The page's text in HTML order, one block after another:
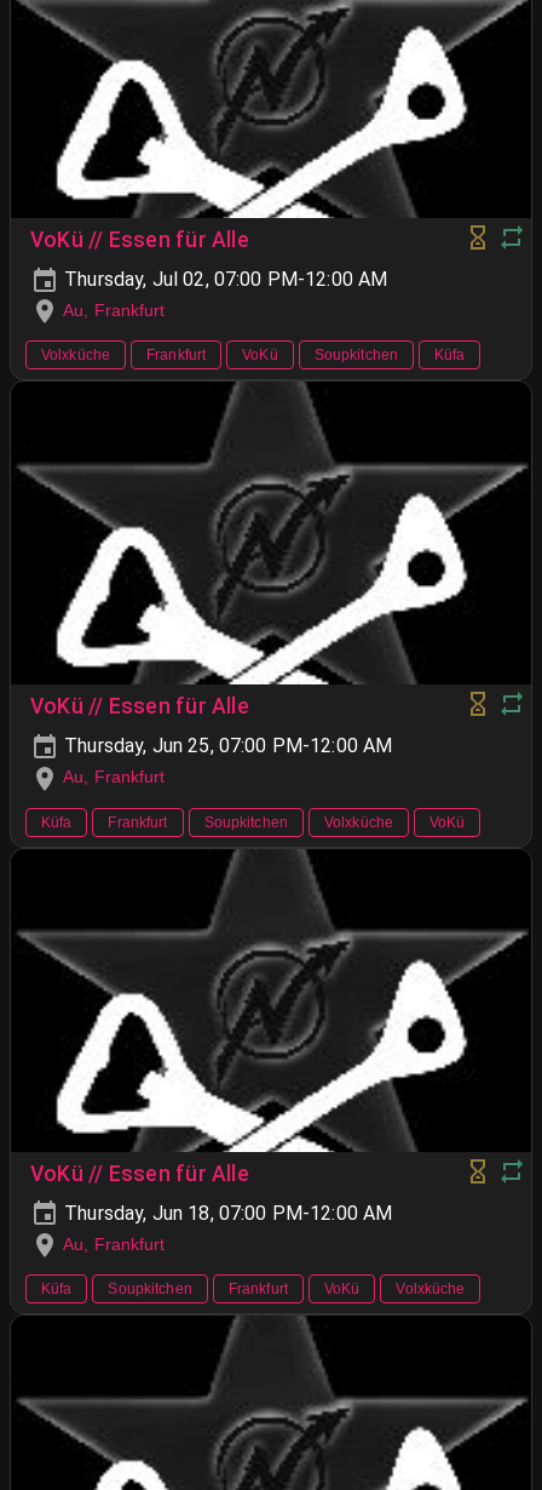
VoKü // Essen für Alle
Thursday, Jul 02, 07:00 PM-12:00 AM
Au, Frankfurt
Volxküche Frankfurt VoKü Soupkitchen Küfa
VoKü // Essen für Alle
Thursday, Jun 25, 07:00 PM-12:00 AM
Au, Frankfurt
Küfa Frankfurt Soupkitchen Volxküche VoKü
VoKü // Essen für Alle
Thursday, Jun 18, 07:00 PM-12:00 AM
Au, Frankfurt
Küfa Soupkitchen Frankfurt VoKü Volxküche